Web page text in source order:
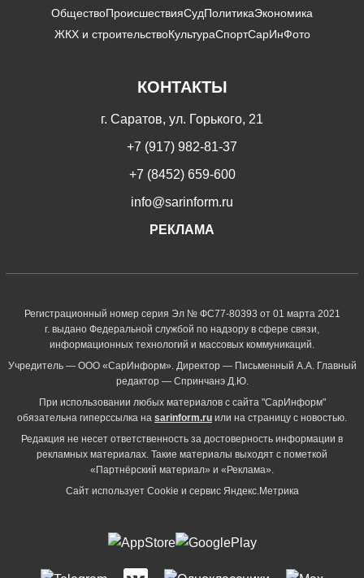
ОбществоПроисшествияСудПолитикаЭкономика
ЖКХ и строительствоКультураСпортСарИнФото
КОНТАКТЫ
г. Саратов, ул. Горького, 21
+7 (917) 982-81-37
+7 (8452) 659-600
info@sarinform.ru
РЕКЛАМА
Регистрационный номер серия Эл № ФС77-80393 от 01 марта 2021
г. выдано Федеральной службой по надзору в сфере связи,
информационных технологий и массовых коммуникаций.
Учредитель — ООО «СарИнформ». Директор — Письменный А.А. Главный
редактор — Спринчанэ Д.Ю.
При использовании любых материалов с сайта "СарИнформ"
обязательна гиперссылка на sarinform.ru или на страницу с новостью.
Редакция не несет ответственность за достоверность информации в
рекламных материалах. Такие материалы выходят с пометкой
«Партнёрский материал» и «Реклама».
Сайт использует Cookie и сервиc Яндекс.Метрика